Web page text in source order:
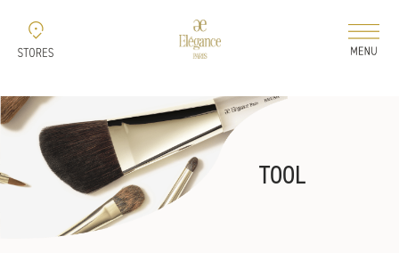
新着情報
コレクション
ELEGANCE 2026 AUTUMN
TOOL